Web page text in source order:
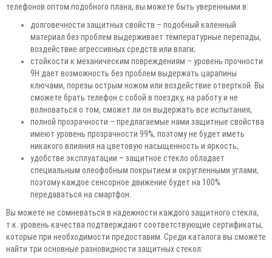
телефонов оптом подобного плана, вы можете быть уверенными в:
долговечности защитных свойств – подобный каленный
материал без проблем выдерживает температурные перепады,
воздействие агрессивных средств или влаги;
стойкости к механическим повреждениям – уровень прочности
9Н дает возможность без проблем выдержать царапины
ключами, порезы острым ножом или воздействие отверткой. Вы
сможете брать телефон с собой в поездку, на работу и не
волноваться о том, сможет ли он выдержать все испытания;
полной прозрачности – предлагаемые нами защитные свойства
имеют уровень прозрачности 99%, поэтому не будет иметь
никакого влияния на цветовую насыщенность и яркость;
удобстве эксплуатации – защитное стекло обладает
специальным олеофобным покрытием и округленными углами,
поэтому каждое сенсорное движение будет на 100%
передаваться на смартфон.
Вы можете не сомневаться в надежности каждого защитного стекла,
т.к. уровень качества подтверждают соответствующие сертификаты,
которые при необходимости предоставим. Среди каталога вы сможете
найти три основные разновидности защитных стекол: